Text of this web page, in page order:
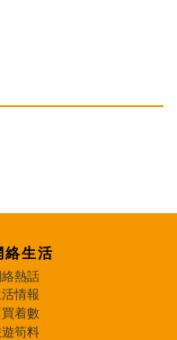
絡生活
熱話
情報
着數
筍料